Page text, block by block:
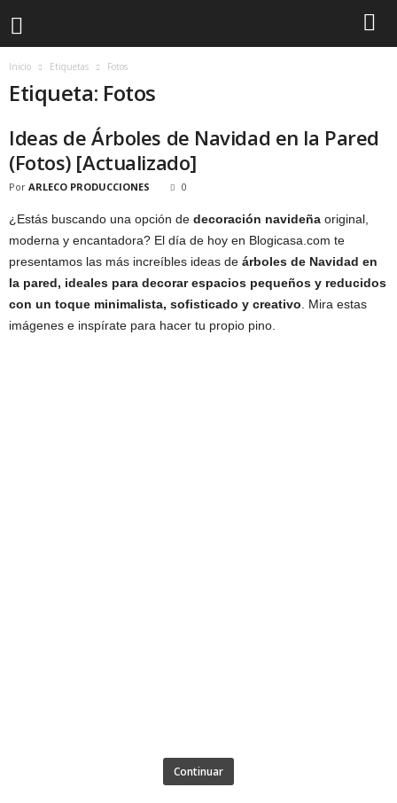
Inicio Etiquetas Fotos
Etiqueta: Fotos
Ideas de Árboles de Navidad en la Pared
(Fotos) [Actualizado]
Por ARLECO PRODUCCIONES 0
¿Estás buscando una opción de decoración navideña original,
moderna y encantadora? El día de hoy en Blogicasa.com te
presentamos las más increíbles ideas de árboles de Navidad en
la pared, ideales para decorar espacios pequeños y reducidos
con un toque minimalista, sofisticado y creativo . Mira estas
imágenes e inspírate para hacer tu propio pino.
Continuar